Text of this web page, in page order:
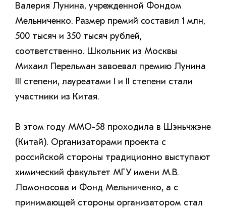
Валерия Лунина, учрежденной Фондом
Мельниченко. Размер премий составил 1 млн,
500 тысяч и 350 тысяч рублей,
соответственно. Школьник из Москвы
Михаил Перельман завоевал премию Лунина
III степени, лауреатами I и II степени стали
участники из Китая.
В этом году ММО-58 проходила в Шэньчжэне
(Китай). Организаторами проекта с
российской стороны традиционно выступают
химический факультет МГУ имени М.В.
Ломоносова и Фонд Мельниченко, а с
принимающей стороны организатором стал